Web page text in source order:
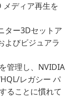
メディア再生を
ター3Dセットア
よびビジュアラ
管理し、NVIDIA
レガシー パ
ることに慣れて